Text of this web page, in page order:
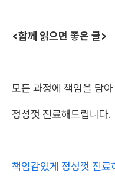
<함께 읽으면 좋은 글>
모든 과정에 책임을 담아
정성껏 진료해드립니다.
책임감있게 정성껏 진